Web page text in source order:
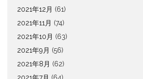
2021年12月 (61)
2021年11月 (74)
2021年10月 (63)
2021年9月 (56)
2021年8月 (62)
2021年7月 (64)